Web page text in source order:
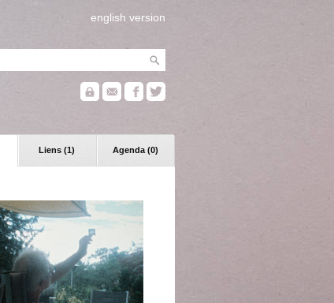
english version
Liens (1) Agenda (0)